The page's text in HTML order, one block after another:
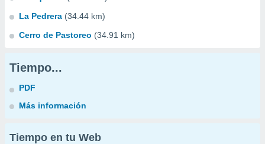
La Pedrera (34.44 km)
Cerro de Pastoreo (34.91 km)
Tiempo...
PDF
Más información
Tiempo en tu Web